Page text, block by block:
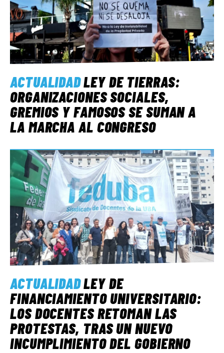
ACTUALIDADLEY DE TIERRAS:
ORGANIZACIONES SOCIALES,
GREMIOS Y FAMOSOS SE SUMAN A
LA MARCHA AL CONGRESO
ACTUALIDADLEY DE
FINANCIAMIENTO UNIVERSITARIO:
LOS DOCENTES RETOMAN LAS
PROTESTAS, TRAS UN NUEVO
INCUMPLIMIENTO DEL GOBIERNO